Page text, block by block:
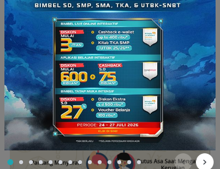
juga wirausaha.